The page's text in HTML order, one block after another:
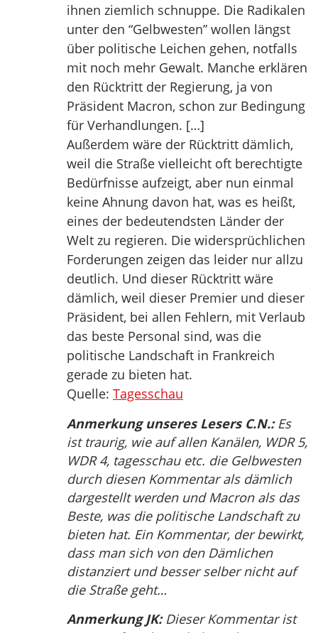
ihnen ziemlich schnuppe. Die Radikalen
unter den “Gelbwesten” wollen längst
über politische Leichen gehen, notfalls
mit noch mehr Gewalt. Manche erklären
den Rücktritt der Regierung, ja von
Präsident Macron, schon zur Bedingung
für Verhandlungen. […]
Außerdem wäre der Rücktritt dämlich,
weil die Straße vielleicht oft berechtigte
Bedürfnisse aufzeigt, aber nun einmal
keine Ahnung davon hat, was es heißt,
eines der bedeutendsten Länder der
Welt zu regieren. Die widersprüchlichen
Forderungen zeigen das leider nur allzu
deutlich. Und dieser Rücktritt wäre
dämlich, weil dieser Premier und dieser
Präsident, bei allen Fehlern, mit Verlaub
das beste Personal sind, was die
politische Landschaft in Frankreich
gerade zu bieten hat.
Quelle: Tagesschau
Anmerkung unseres Lesers C.N.:Es
ist traurig, wie auf allen Kanälen, WDR 5,
WDR 4, tagesschau etc. die Gelbwesten
durch diesen Kommentar als dämlich
dargestellt werden und Macron als das
Beste, was die politische Landschaft zu
bieten hat. Ein Kommentar, der bewirkt,
dass man sich von den Dämlichen
distanziert und besser selber nicht auf
die Straße geht…
Anmerkung JK:Dieser Kommentar ist